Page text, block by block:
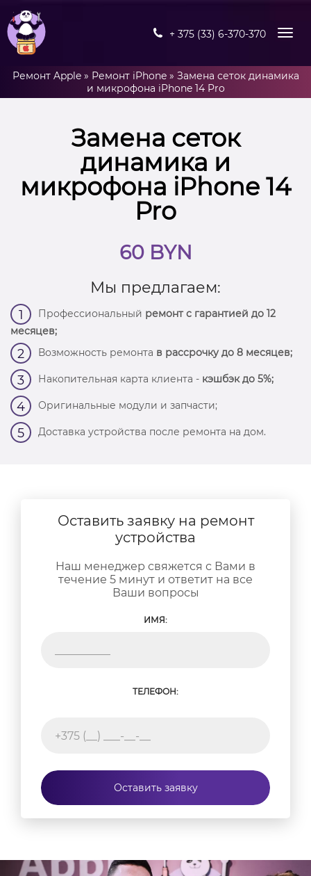
+ 375 (33) 6-370-370
Ремонт Apple» Ремонт iPhone» Замена сеток динамика
и микрофона iPhone 14 Pro
Замена сеток
динамика и
микрофона iPhone 14
Pro
60 BYN
Мы предлагаем:
1 Профессиональный ремонт с гарантией до 12
месяцев;
2 Возможность ремонта в рассрочку до 8 месяцев;
3 Накопительная карта клиента - кэшбэк до 5%;
4 Оригинальные модули и запчасти;
5 Доставка устройства после ремонта на дом.
Оставить заявку на ремонт
устройства
Наш менеджер свяжется с Вами в
течение 5 минут и ответит на все
Ваши вопросы
ИМЯ:
ТЕЛЕФОН:
Оставить заявку